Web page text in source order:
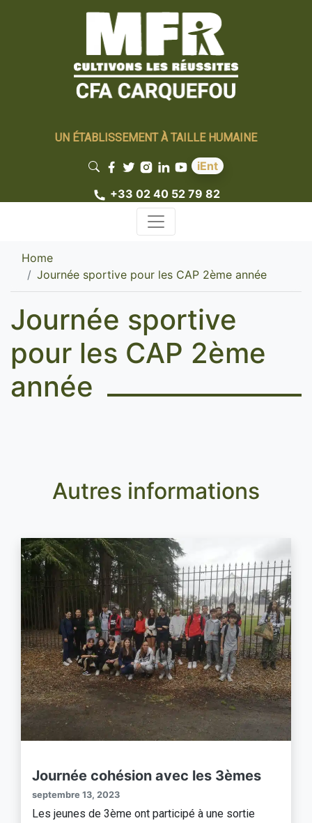
UN ÉTABLISSEMENT À TAILLE HUMAINE
iEnt
+33 02 40 52 79 82
Home
Journée sportive pour les CAP 2ème année
Journée sportive
pour les CAP 2ème
année
Autres informations
Journée cohésion avec les 3èmes
septembre 13, 2023
Les jeunes de 3ème ont participé à une sortie